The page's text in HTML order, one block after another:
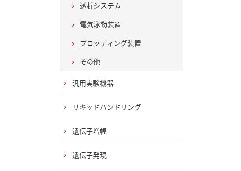
透析システム
電気泳動装置
ブロッティング装置
その他
汎用実験機器
リキッドハンドリング
遺伝子増幅
遺伝子発現